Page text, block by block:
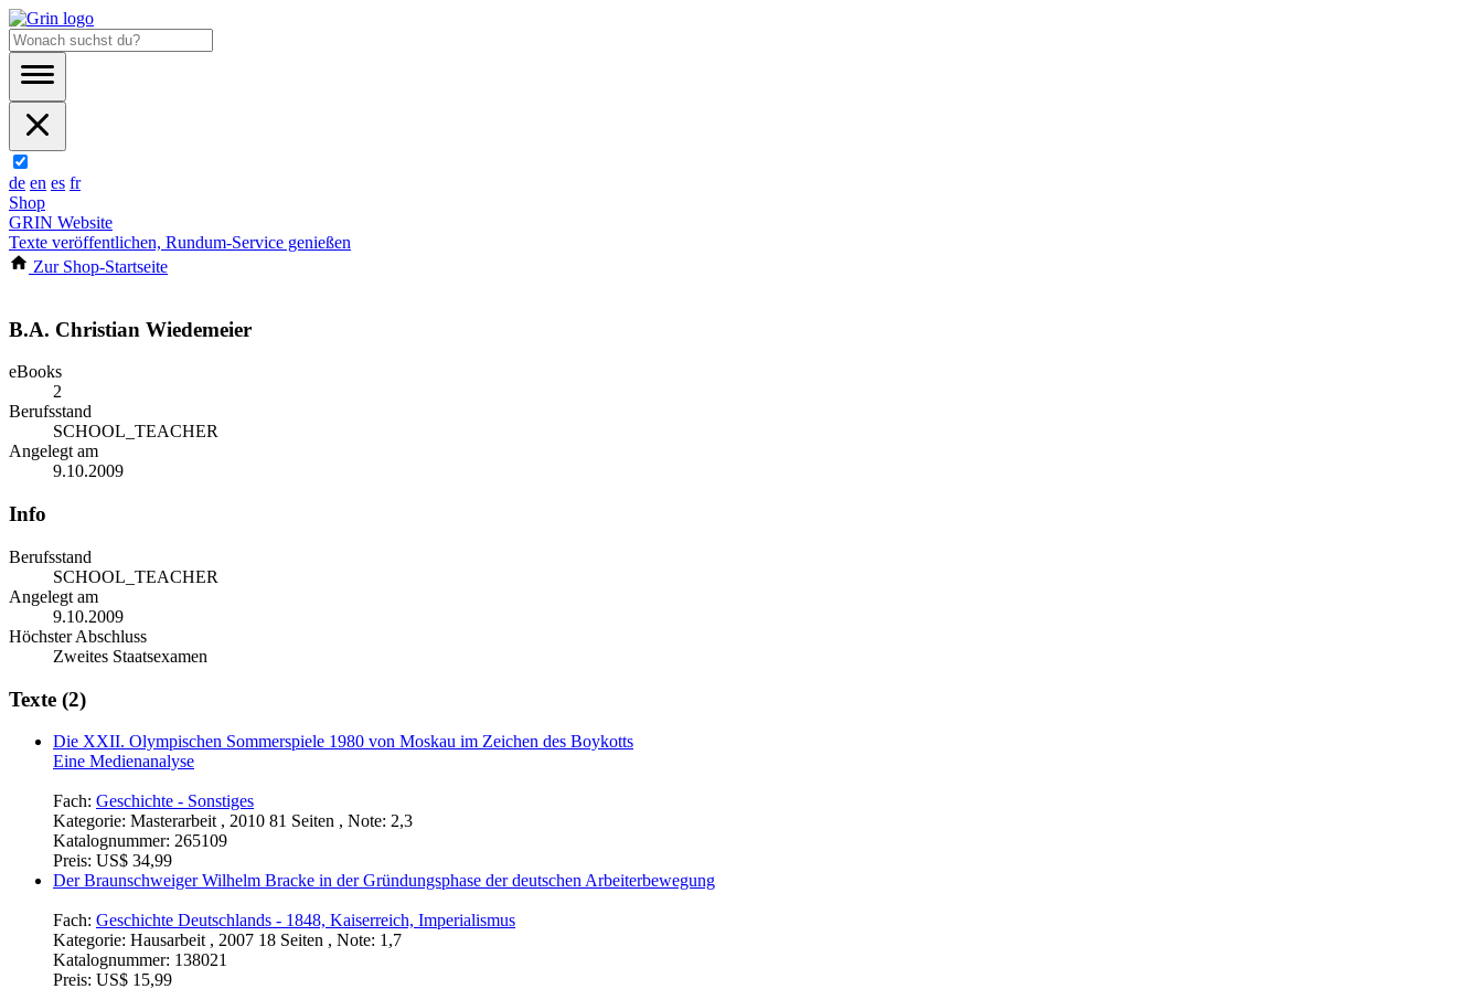
de en es fr
Shop
GRIN Website
Texte veröffentlichen, Rundum-Service genießen
Zur Shop-Startseite
B.A. Christian Wiedemeier
eBooks
2
Berufsstand
SCHOOL_TEACHER
Angelegt am
9.10.2009
Info
Berufsstand
SCHOOL_TEACHER
Angelegt am
9.10.2009
Höchster Abschluss
Zweites Staatsexamen
Texte (2)
Die XXII. Olympischen Sommerspiele 1980 von Moskau im Zeichen des Boykotts
Eine Medienanalyse
Fach: Geschichte - Sonstiges
Kategorie: Masterarbeit , 2010 81 Seiten , Note: 2,3
Katalognummer: 265109
Preis: US$ 34,99
Der Braunschweiger Wilhelm Bracke in der Gründungsphase der deutschen Arbeiterbewegung
Fach: Geschichte Deutschlands - 1848, Kaiserreich, Imperialismus
Kategorie: Hausarbeit , 2007 18 Seiten , Note: 1,7
Katalognummer: 138021
Preis: US$ 15,99